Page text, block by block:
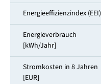
Energieeffizienzindex (EEI)
Energieverbrauch
[kWh/Jahr]
Stromkosten in 8 Jahren
[EUR]